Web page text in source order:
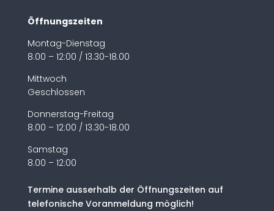
Öffnungszeiten
Montag-Dienstag
8.00 – 12:00 / 13.30-18.00
Mittwoch
Geschlossen
Donnerstag-Freitag
8.00 – 12:00 / 13.30-18.00
Samstag
8.00 – 12:00
Termine ausserhalb der Öffnungszeiten auf
telefonische Voranmeldung möglich!